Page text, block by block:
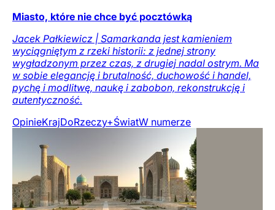
Miasto, które nie chce być pocztówką
Jacek Pałkiewicz | Samarkanda jest kamieniem
wyciągniętym z rzeki historii: z jednej strony
wygładzonym przez czas, z drugiej nadal ostrym. Ma
w sobie elegancję i brutalność, duchowość i handel,
pychę i modlitwę, naukę i zabobon, rekonstrukcję i
autentyczność.
OpinieKrajDoRzeczy+ŚwiatW numerze